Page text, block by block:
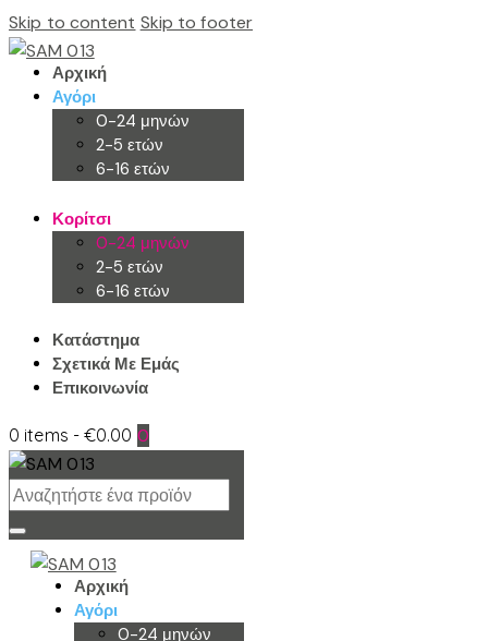
Skip to content Skip to footer
Αρχική
Αγόρι
0-24 μηνών
2-5 ετών
6-16 ετών
Κορίτσι
0-24 μηνών
2-5 ετών
6-16 ετών
Κατάστημα
Σχετικά Με Εμάς
Επικοινωνία
0 items -€0.00 0
Αρχική
Αγόρι
0-24 μηνών